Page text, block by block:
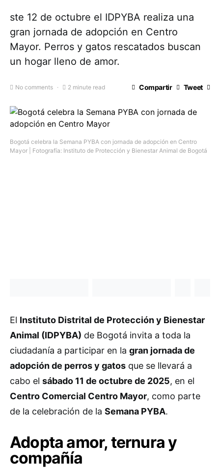
ste 12 de octubre el IDPYBA realiza una
gran jornada de adopción en Centro
Mayor. Perros y gatos rescatados buscan
un hogar lleno de amor.
No comments 2 minute read Compartir Tweet
Bogotá celebra la Semana PYBA con jornada de adopción en Centro
Mayor | Fotografía: Instituto de Protección y Bienestar Animal de Bogotá
El Instituto Distrital de Protección y Bienestar
Animal (IDPYBA) de Bogotá invita a toda la
ciudadanía a participar en la gran jornada de
adopción de perros y gatos que se llevará a
cabo el sábado 11 de octubre de 2025, en el
Centro Comercial Centro Mayor, como parte
de la celebración de la Semana PYBA.
Adopta amor, ternura y
compañía